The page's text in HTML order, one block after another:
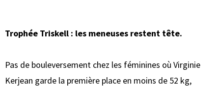
Trophée Triskell : les meneuses restent tête.
Pas de bouleversement chez les féminines où Virginie
Kerjean garde la première place en moins de 52 kg,